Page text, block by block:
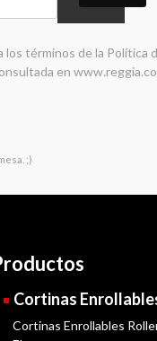
los términos de la Política
en
;)
Cortinas
Cortinas Enrollables